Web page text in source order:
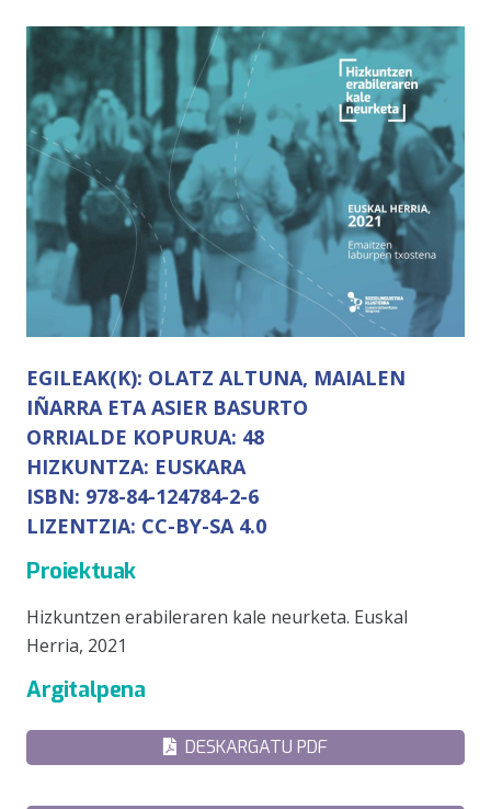
EGILEAK(K): OLATZ ALTUNA, MAIALEN
IÑARRA ETA ASIER BASURTO
ORRIALDE KOPURUA: 48
HIZKUNTZA: EUSKARA
ISBN: 978-84-124784-2-6
LIZENTZIA: CC-BY-SA 4.0
Proiektuak
Hizkuntzen erabileraren kale neurketa. Euskal
Herria, 2021
Argitalpena
DESKARGATU PDF